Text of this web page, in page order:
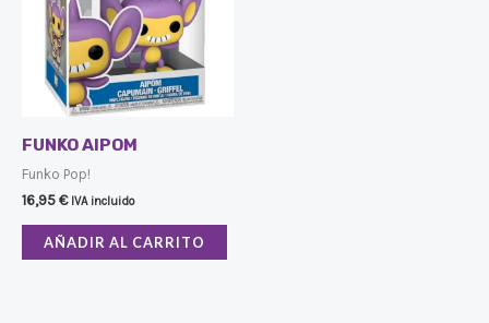
FUNKO AIPOM
Funko Pop!
16,95€ IVA incluido
AÑADIR AL CARRITO